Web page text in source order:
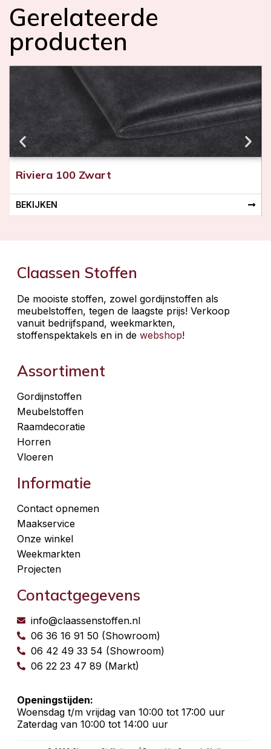
Gerelateerde
producten
Riviera 100 Zwart
BEKIJKEN
Claassen Stoffen
De mooiste stoffen, zowel gordijnstoffen als
meubelstoffen, tegen de laagste prijs! Verkoop
vanuit bedrijfspand, weekmarkten,
stoffenspektakels en in de webshop!
Assortiment
Gordijnstoffen
Meubelstoffen
Raamdecoratie
Horren
Vloeren
Informatie
Contact opnemen
Maakservice
Onze winkel
Weekmarkten
Projecten
Contactgegevens
info@claassenstoffen.nl
06 36 16 91 50 (Showroom)
06 42 49 33 54 (Showroom)
06 22 23 47 89 (Markt)
Openingstijden:
Woensdag t/m vrijdag van 10:00 tot 17:00 uur
Zaterdag van 10:00 tot 14:00 uur